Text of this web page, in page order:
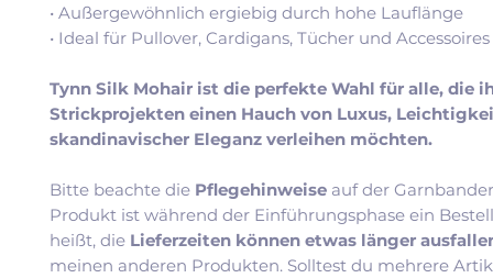
• Außergewöhnlich ergiebig durch hohe Lauflänge
• Ideal für Pullover, Cardigans, Tücher und Accessoires
Tynn Silk Mohair ist die perfekte Wahl für alle, die
Strickprojekten einen Hauch von Luxus,
skandinavischer Eleganz verleihen möchten.
Bitte beachte die Pflegehinweise auf der
Produkt ist während der Einführungsphase ein
heißt, die Lieferzeiten können etwas länger
meinen anderen Produkten. Solltest du mehrere